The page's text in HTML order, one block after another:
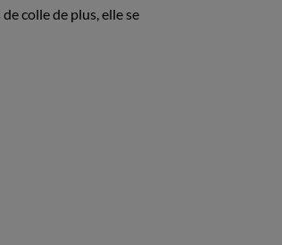
colle de plus, elle se